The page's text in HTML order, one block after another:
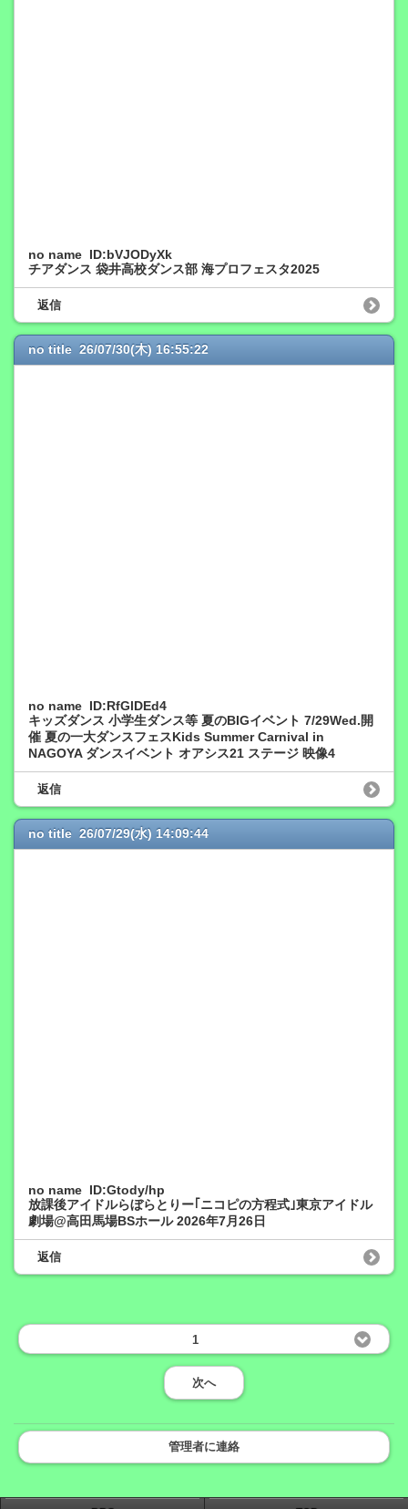
no name ID:bVJODyXk
チアダンス 袋井高校ダンス部 海プロフェスタ2025
返信
no title 26/07/30(木) 16:55:22
no name ID:RfGlDEd4
キッズダンス 小学生ダンス等 夏のBIGイベント 7/29Wed.開
催 夏の一大ダンスフェスKids Summer Carnival in
NAGOYA ダンスイベント オアシス21 ステージ 映像4
返信
no title 26/07/29(水) 14:09:44
no name ID:Gtody/hp
放課後アイドルらぼらとりー｢ニコピの方程式｣東京アイドル
劇場@高田馬場BSホール 2026年7月26日
返信
1
次へ
管理者に連絡